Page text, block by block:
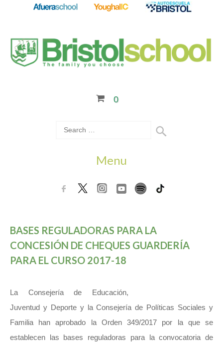
0
Menu
BASES REGULADORAS PARA LA
CONCESIÓN DE CHEQUES GUARDERÍA
PARA EL CURSO 2017-18
La Consejería de Educación,
Juventud y Deporte y la Consejería de Políticas Sociales y
Familia han aprobado la Orden 349/2017 por la que se
establecen las bases reguladoras para la convocatoria de